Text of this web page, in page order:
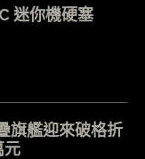
迷你機硬塞
旗艦迎來破格折
元